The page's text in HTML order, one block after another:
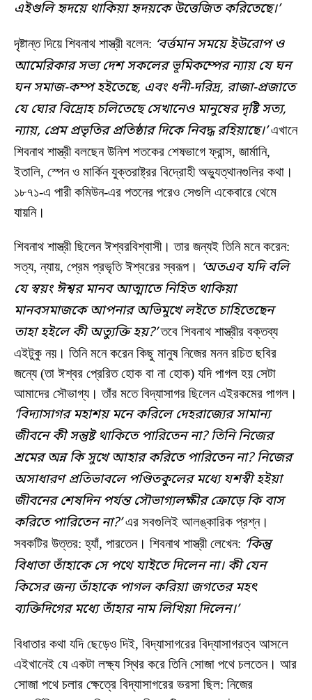
এইগুলি হৃদয়ে থাকিয়া হৃদয়কে উত্তেজিত করিতেছে।’
দৃষ্টান্ত দিয়ে শিবনাথ শাস্ত্রী বলেন: ‘বর্ত্তমান সময়ে ইউরোপ ও
আমেরিকার সভ্য দেশ সকলের ভূমিকম্পের ন্যায় যে ঘন
ঘন সমাজ-কম্প হইতেছে, এবং ধনী-দরিদ্র, রাজা-প্রজাতে
যে ঘোর বিদ্রোহ চলিতেছে সেখানেও মানুষের দৃষ্টি সত্য,
ন্যায়, প্রেম প্রভৃতির প্রতিষ্ঠার দিকে নিবদ্ধ রহিয়াছে।’এখানে
শিবনাথ শাস্ত্রী বলছেন উনিশ শতকের শেষভাগে ফ্রান্স, জার্মানি,
ইতালি, স্পেন ও মার্কিন যুক্তরাষ্ট্রর বিদ্রোহী অভ্যুত্থানগুলির কথা।
১৮৭১-এ পারী কমিউন-এর পতনের পরেও সেগুলি একেবারে থেমে
যায়নি।
শিবনাথ শাস্ত্রী ছিলেন ঈশ্বরবিশ্বাসী। তার জন্যই তিনি মনে করেন:
সত্য, ন্যায়, প্রেম প্রভৃতি ঈশ্বরের স্বরূপ। ‘অতএব যদি বলি
যে স্বয়ং ঈশ্বর মানব আত্মাতে নিহিত থাকিয়া
মানবসমাজকে আপনার অভিমুখে লইতে চাহিতেছেন
তাহা হইলে কী অত্যুক্তি হয়?’তবে শিবনাথ শাস্ত্রীর বক্তব্য
এইটুকু নয়। তিনি মনে করেন কিছু মানুষ নিজের মনন রচিত ছবির
জন্যে (তা ঈশ্বর প্রেরিত হোক বা না হোক) যদি পাগল হয় সেটা
আমাদের সৌভাগ্য। তাঁর মতে বিদ্যাসাগর ছিলেন এইরকমের পাগল।
‘বিদ্যাসাগর মহাশয় মনে করিলে দেহরাজ্যের সামান্য
জীবনে কী সন্তুষ্ট থাকিতে পারিতেন না? তিনি নিজের
শ্রমের অন্ন কি সুখে আহার করিতে পারিতেন না? নিজের
অসাধারণ প্রতিভাবলে পণ্ডিতকুলের মধ্যে যশস্বী হইয়া
জীবনের শেষদিন পর্যন্ত সৌভাগ্যলক্ষীর ক্রোড়ে কি বাস
করিতে পারিতেন না?’এর সবগুলিই আলঙ্কারিক প্রশ্ন।
সবকটির উত্তর: হ্যাঁ, পারতেন। শিবনাথ শাস্ত্রী লেখেন: ‘কিন্তু
বিধাতা তাঁহাকে সে পথে যাইতে দিলেন না। কী যেন
কিসের জন্য তাঁহাকে পাগল করিয়া জগতের মহৎ
ব্যক্তিদিগের মধ্যে তাঁহার নাম লিখিয়া দিলেন।’
বিধাতার কথা যদি ছেড়েও দিই, বিদ্যাসাগরের বিদ্যাসাগরত্ব আসলে
এইখানেই যে একটা লক্ষ্য স্থির করে তিনি সোজা পথে চলতেন। আর
সোজা পথে চলার ক্ষেত্রে বিদ্যাসাগরের ভরসা ছিল: নিজের